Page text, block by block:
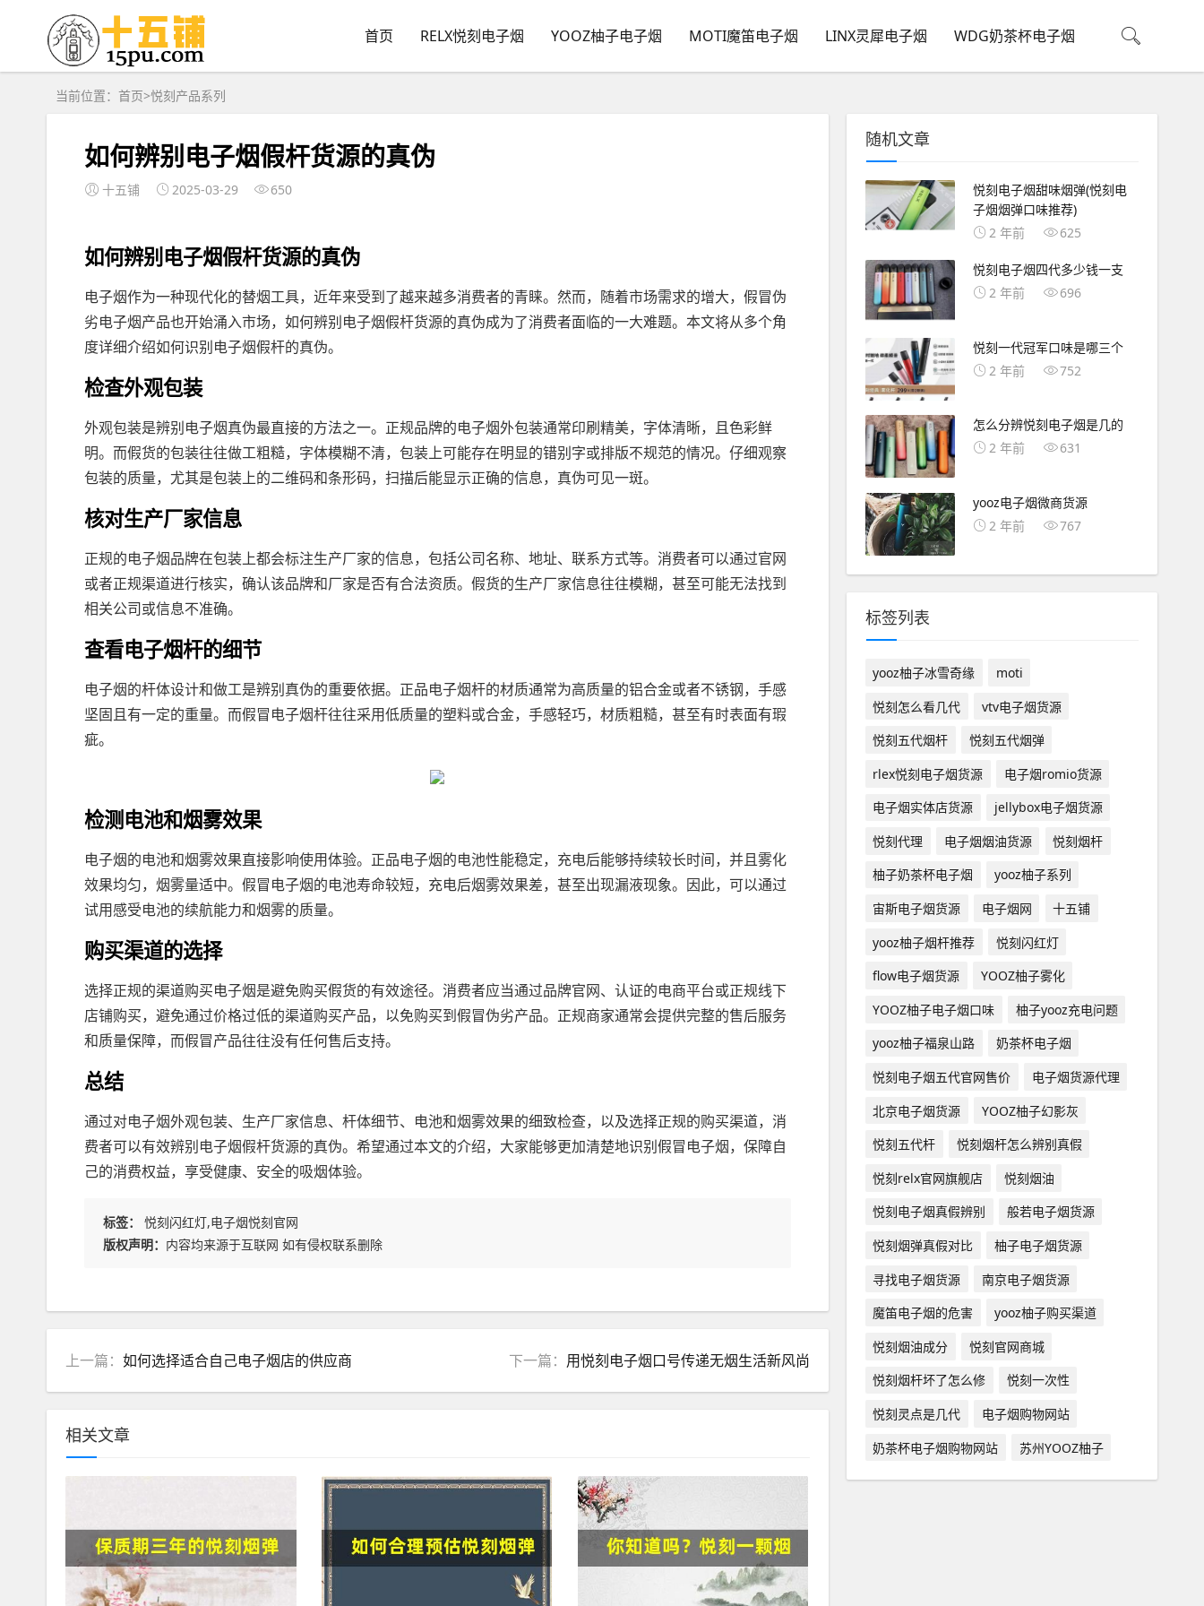
首页 RELX悦刻电子烟 YOOZ柚子电子烟 MOTI魔笛电子烟 LINX灵犀电子烟 WDG奶茶杯电子烟
当前位置： 首页>悦刻产品系列
如何辨别电子烟假杆货源的真伪
十五铺 2025-03-29 650
如何辨别电子烟假杆货源的真伪
电子烟作为一种现代化的替烟工具，近年来受到了越来越多消费者的青睐。然而，随着市场需求的增大，假冒伪
劣电子烟产品也开始涌入市场，如何辨别电子烟假杆货源的真伪成为了消费者面临的一大难题。本文将从多个角
度详细介绍如何识别电子烟假杆的真伪。
检查外观包装
外观包装是辨别电子烟真伪最直接的方法之一。正规品牌的电子烟外包装通常印刷精美，字体清晰，且色彩鲜
明。而假货的包装往往做工粗糙，字体模糊不清，包装上可能存在明显的错别字或排版不规范的情况。仔细观察
包装的质量，尤其是包装上的二维码和条形码，扫描后能显示正确的信息，真伪可见一斑。
核对生产厂家信息
正规的电子烟品牌在包装上都会标注生产厂家的信息，包括公司名称、地址、联系方式等。消费者可以通过官网
或者正规渠道进行核实，确认该品牌和厂家是否有合法资质。假货的生产厂家信息往往模糊，甚至可能无法找到
相关公司或信息不准确。
查看电子烟杆的细节
电子烟的杆体设计和做工是辨别真伪的重要依据。正品电子烟杆的材质通常为高质量的铝合金或者不锈钢，手感
坚固且有一定的重量。而假冒电子烟杆往往采用低质量的塑料或合金，手感轻巧，材质粗糙，甚至有时表面有瑕
疵。
检测电池和烟雾效果
电子烟的电池和烟雾效果直接影响使用体验。正品电子烟的电池性能稳定，充电后能够持续较长时间，并且雾化
效果均匀，烟雾量适中。假冒电子烟的电池寿命较短，充电后烟雾效果差，甚至出现漏液现象。因此，可以通过
试用感受电池的续航能力和烟雾的质量。
购买渠道的选择
选择正规的渠道购买电子烟是避免购买假货的有效途径。消费者应当通过品牌官网、认证的电商平台或正规线下
店铺购买，避免通过价格过低的渠道购买产品，以免购买到假冒伪劣产品。正规商家通常会提供完整的售后服务
和质量保障，而假冒产品往往没有任何售后支持。
总结
通过对电子烟外观包装、生产厂家信息、杆体细节、电池和烟雾效果的细致检查，以及选择正规的购买渠道，消
费者可以有效辨别电子烟假杆货源的真伪。希望通过本文的介绍，大家能够更加清楚地识别假冒电子烟，保障自
己的消费权益，享受健康、安全的吸烟体验。
标签：
悦刻闪红灯,电子烟悦刻官网
版权声明： 内容均来源于互联网 如有侵权联系删除
上一篇： 如何选择适合自己电子烟店的供应商 下一篇： 用悦刻电子烟口号传递无烟生活新风尚
相关文章
随机文章
悦刻电子烟甜味烟弹(悦刻电
子烟烟弹口味推荐)
2 年前
625
悦刻电子烟四代多少钱一支
2 年前
696
悦刻一代冠军口味是哪三个
2 年前
752
怎么分辨悦刻电子烟是几的
2 年前
631
yooz电子烟微商货源
2 年前
767
标签列表
yooz柚子冰雪奇缘
moti
悦刻怎么看几代
vtv电子烟货源
悦刻五代烟杆
悦刻五代烟弹
rlex悦刻电子烟货源
电子烟romio货源
电子烟实体店货源
jellybox电子烟货源
悦刻代理
电子烟烟油货源
悦刻烟杆
柚子奶茶杯电子烟
yooz柚子系列
宙斯电子烟货源
电子烟网
十五铺
yooz柚子烟杆推荐
悦刻闪红灯
flow电子烟货源
YOOZ柚子雾化
YOOZ柚子电子烟口味
柚子yooz充电问题
yooz柚子福泉山路
奶茶杯电子烟
悦刻电子烟五代官网售价
电子烟货源代理
北京电子烟货源
YOOZ柚子幻影灰
悦刻五代杆
悦刻烟杆怎么辨别真假
悦刻relx官网旗舰店
悦刻烟油
悦刻电子烟真假辨别
般若电子烟货源
悦刻烟弹真假对比
柚子电子烟货源
寻找电子烟货源
南京电子烟货源
魔笛电子烟的危害
yooz柚子购买渠道
悦刻烟油成分
悦刻官网商城
悦刻烟杆坏了怎么修
悦刻一次性
悦刻灵点是几代
电子烟购物网站
奶茶杯电子烟购物网站
苏州YOOZ柚子